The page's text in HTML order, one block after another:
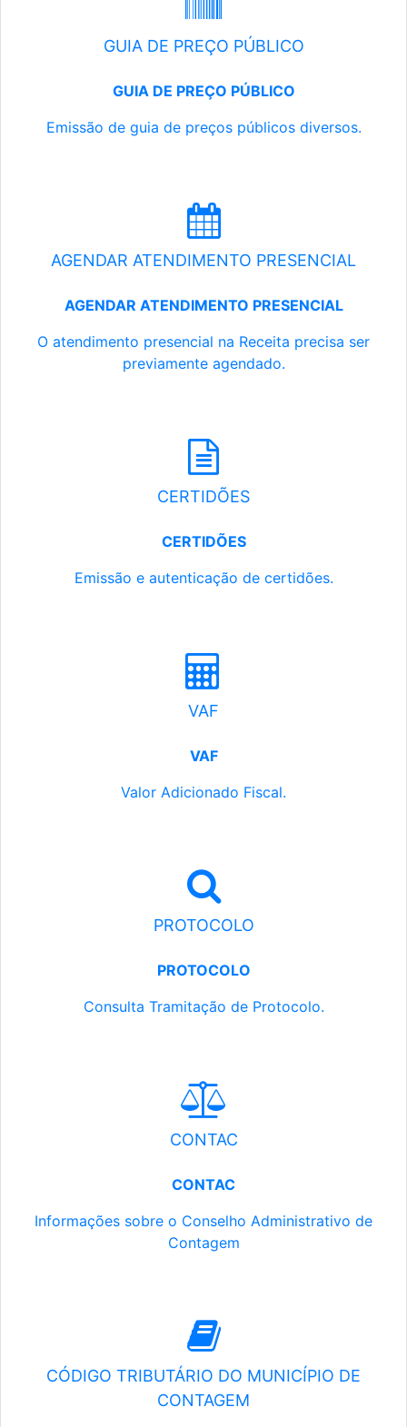
GUIA DE PREÇO PÚBLICO
GUIA DE PREÇO PÚBLICO
Emissão de guia de preços públicos diversos.
AGENDAR ATENDIMENTO PRESENCIAL
AGENDAR ATENDIMENTO PRESENCIAL
O atendimento presencial na Receita precisa ser
previamente agendado.
CERTIDÕES
CERTIDÕES
Emissão e autenticação de certidões.
VAF
VAF
Valor Adicionado Fiscal.
PROTOCOLO
PROTOCOLO
Consulta Tramitação de Protocolo.
CONTAC
CONTAC
Informações sobre o Conselho Administrativo de
Contagem
CÓDIGO TRIBUTÁRIO DO MUNICÍPIO DE
CONTAGEM